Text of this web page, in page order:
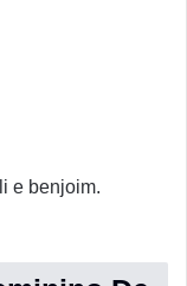
e benjoim.